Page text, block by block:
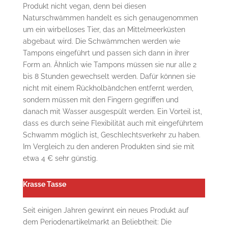
Produkt nicht vegan, denn bei diesen
Naturschwämmen handelt es sich genaugenommen
um ein wirbelloses Tier, das an Mittelmeerküsten
abgebaut wird. Die Schwämmchen werden wie
Tampons eingeführt und passen sich dann in ihrer
Form an. Ähnlich wie Tampons müssen sie nur alle 2
bis 8 Stunden gewechselt werden. Dafür können sie
nicht mit einem Rückholbändchen entfernt werden,
sondern müssen mit den Fingern gegriffen und
danach mit Wasser ausgespült werden. Ein Vorteil ist,
dass es durch seine Flexibilität auch mit eingeführtem
Schwamm möglich ist, Geschlechtsverkehr zu haben.
Im Vergleich zu den anderen Produkten sind sie mit
etwa 4 € sehr günstig.
Krasse Tasse
Seit einigen Jahren gewinnt ein neues Produkt auf
dem Periodenartikelmarkt an Beliebtheit: Die